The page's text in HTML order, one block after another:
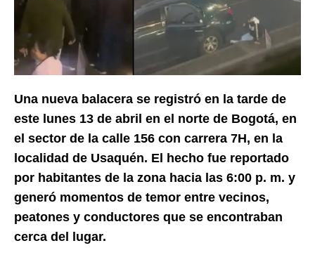
Una nueva balacera se registró en la tarde de
este lunes 13 de abril en el norte de Bogotá, en
el sector de la calle 156 con carrera 7H, en la
localidad de Usaquén. El hecho fue reportado
por habitantes de la zona hacia las 6:00 p. m. y
generó momentos de temor entre vecinos,
peatones y conductores que se encontraban
cerca del lugar.